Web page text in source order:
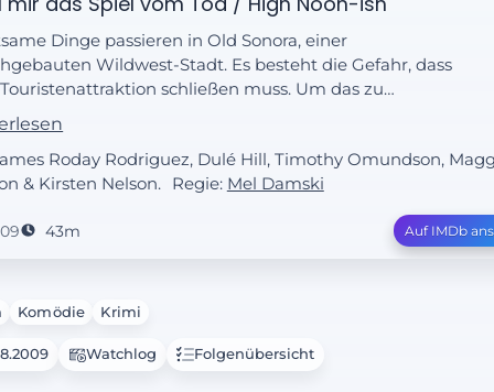
Dinge passieren in Old Sonora, einer
Wildwest-Stadt. Es besteht die Gefahr, dass
schließen muss. Um das zu
sollen Shawn und Gus rausfinden, wer hinter
steckt.
Roday Rodriguez, Dulé Hill, Timothy Omundson,
& Kirsten Nelson.
Regie: Mel Damski
43m Auf IMDb
Komödie Krimi
Watchlog Folgenübersicht